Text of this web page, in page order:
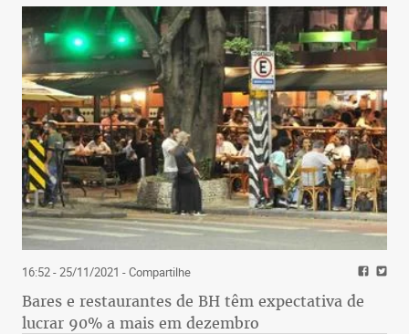
16:52 - 25/11/2021 - Compartilhe
Bares e restaurantes de BH têm expectativa de
lucrar 90% a mais em dezembro